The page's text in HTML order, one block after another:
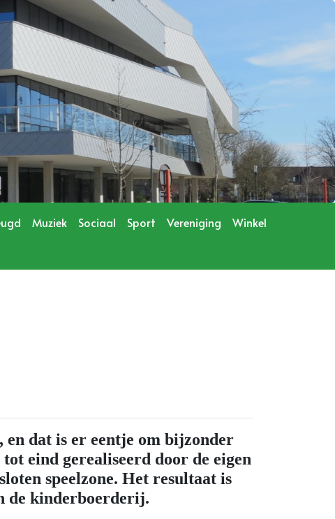
Muziek Sociaal Sport Vereniging
Winkel
dat is er eentje om bijzonder
eind gerealiseerd door de eigen
speelzone. Het resultaat is
de kinderboerderij.